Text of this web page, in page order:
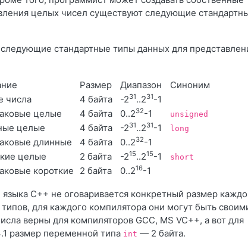
целых чисел существуют следующие
стандартные типы данных для
Размер Диапазон Синоним
числа 4 байта -231..231-1
целые 4 байта 0..232-1
unsigned
целые 4 байта -231..231-1
long
длинные 4 байта 0..232-1
целые 2 байта -215..215-1
short
короткие 2 байта 0..216-1
C++ не оговаривается конкретный размер
для каждого компилятора они могут быть
верны для компиляторов GCC, MS VC++, а вот для
размер переменной типа int — 2 байта.